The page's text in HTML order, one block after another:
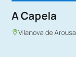
A Capela
Vilanova de Arousa